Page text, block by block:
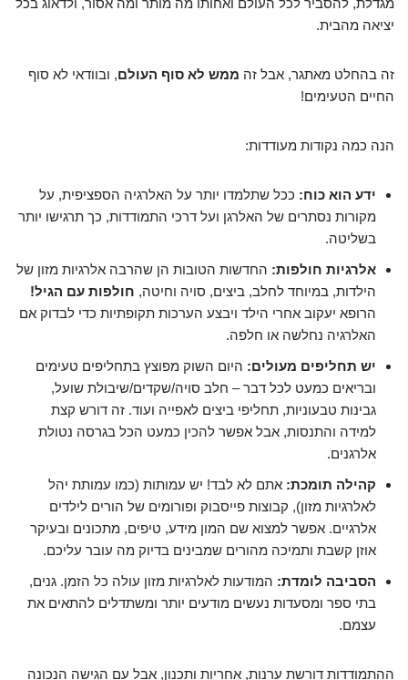
מגדלת, להסביר לכל העולם ואחותו מה מותר ומה אסור, ולדאוג בכל
יציאה מהבית.
זה בהחלט מאתגר, אבל זה ממש לא סוף העולם, ובוודאי לא סוף
החיים הטעימים!
הנה כמה נקודות מעודדות:
ידע הוא כוח: ככל שתלמדו יותר על האלרגיה הספציפית, על
מקורות נסתרים של האלרגן ועל דרכי התמודדות, כך תרגישו יותר
בשליטה.
אלרגיות חולפות: החדשות הטובות הן שהרבה אלרגיות מזון של
הילדות, במיוחד לחלב, ביצים, סויה וחיטה, חולפות עם הגיל!
הרופא יעקוב אחרי הילד ויבצע הערכות תקופתיות כדי לבדוק אם
האלרגיה נחלשה או חלפה.
יש תחליפים מעולים: היום השוק מפוצץ בתחליפים טעימים
ובריאים כמעט לכל דבר – חלב סויה/שקדים/שיבולת שועל,
גבינות טבעוניות, תחליפי ביצים לאפייה ועוד. זה דורש קצת
למידה והתנסות, אבל אפשר להכין כמעט הכל בגרסה נטולת
אלרגנים.
קהילה תומכת: אתם לא לבד! יש עמותות (כמו עמותת יהל
לאלרגיות מזון), קבוצות פייסבוק ופורומים של הורים לילדים
אלרגיים. אפשר למצוא שם המון מידע, טיפים, מתכונים ובעיקר
אוזן קשבת ותמיכה מהורים שמבינים בדיוק מה עובר עליכם.
הסביבה לומדת: המודעות לאלרגיות מזון עולה כל הזמן. גנים,
בתי ספר ומסעדות נעשים מודעים יותר ומשתדלים להתאים את
עצמם.
ההתמודדות דורשת ערנות, אחריות ותכנון, אבל עם הגישה הנכונה